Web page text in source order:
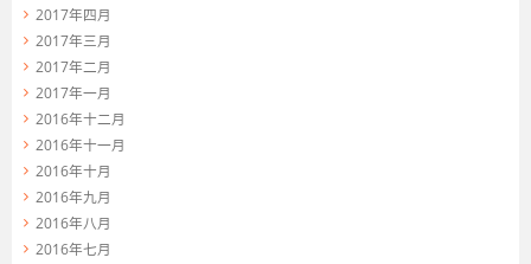
2017年四月
2017年三月
2017年二月
2017年一月
2016年十二月
2016年十一月
2016年十月
2016年九月
2016年八月
2016年七月